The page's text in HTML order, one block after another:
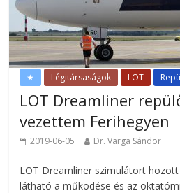
★ Légitársaságok LOT
LOT Dreamliner
vezettem Ferihegyen
2019-06-05 Dr. Varga Sándor
LOT Dreamliner szimulátort
látható a működése és az